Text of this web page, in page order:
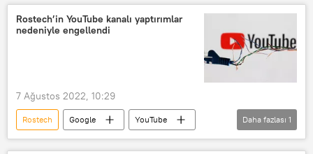
Rostech’in YouTube kanalı yaptırımlar
nedeniyle engellendi
7 Ağustos 2022, 10:29
Rostech Google
YouTube
UKRAYNA KRİZİ
Daha fazlası 1